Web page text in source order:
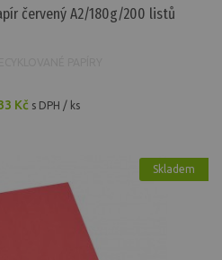
červený A2/180g/200 listů
Kč s DPH / ks
Skladem